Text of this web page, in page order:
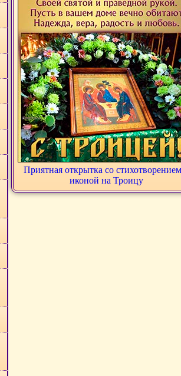
Приятная открытка со
иконой на Троицу